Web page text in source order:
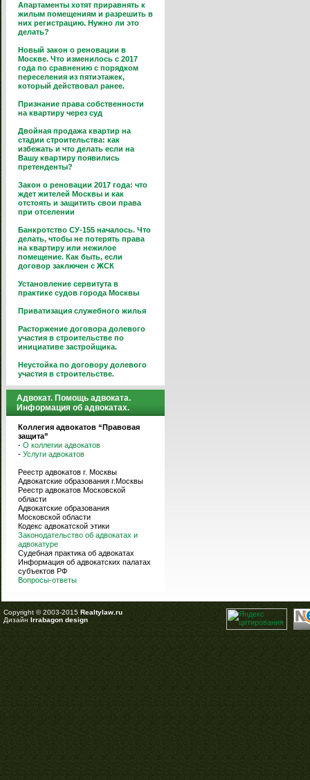
Апартаменты хотят приравнять к
жилым помещениям и разрешить в
них регистрацию. Нужно ли это
делать?
Новый закон о реновации в
Москве. Что изменилось с 2017
года по сравнению с порядком
переселения из пятиэтажек,
который действовал ранее.
Признание права собственности
на квартиру через суд
Двойная продажа квартир на
стадии строительства: как
избежать и что делать если на
Вашу квартиру появились
претенденты?
Закон о реновации 2017 года: что
ждет жителей Москвы и как
отстоять и защитить свои права
при отселении
Банкротство СУ-155 началось. Что
делать, чтобы не потерять права
на квартиру или нежилое
помещение. Как быть, если
договор заключен с ЖСК
Установление сервитута в
практике судов города Москвы
Приватизация служебного жилья
Расторжение договора долевого
участия в строительстве по
инициативе застройщика.
Неустойка по договору долевого
участия в строительстве.
Адвокат. Помощь адвоката.
Информация об адвокатах.
Коллегия адвокатов “Правовая
защита”
- О коллегии адвокатов
- Услуги адвокатов
Реестр адвокатов г. Москвы
Адвокатские образования г.Москвы
Реестр адвокатов Московской
области
Адвокатские образования
Московской области
Кодекс адвокатской этики
Законодательство об адвокатах и
адвокатуре
Судебная практика об адвокатах
Информация об адвокатских палатах
субъектов РФ
Вопросы-ответы
Copyright © 2003-2015 Realtylaw.ru
Дизайн Irrabagon design